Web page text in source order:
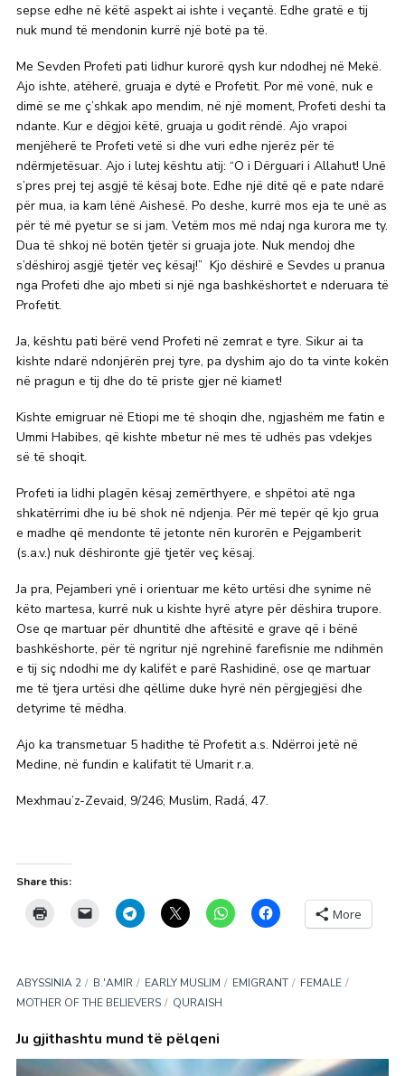
sepse edhe në këtë aspekt ai ishte i veçantë. Edhe gratë e tij
nuk mund të mendonin kurrë një botë pa të.
Me Sevden Profeti pati lidhur kurorë qysh kur ndodhej në Mekë.
Ajo ishte, atëherë, gruaja e dytë e Profetit. Por më vonë, nuk e
dimë se me ç’shkak apo mendim, në një moment, Profeti deshi ta
ndante. Kur e dëgjoi këtë, gruaja u godit rëndë. Ajo vrapoi
menjëherë te Profeti vetë si dhe vuri edhe njerëz për të
ndërmjetësuar. Ajo i lutej kështu atij: “O i Dërguari i Allahut! Unë
s’pres prej tej asgjë të kësaj bote. Edhe një ditë që e pate ndarë
për mua, ia kam lënë Aishesë. Po deshe, kurrë mos eja te unë as
për të më pyetur se si jam. Vetëm mos më ndaj nga kurora me ty.
Dua të shkoj në botën tjetër si gruaja jote. Nuk mendoj dhe
s’dëshiroj asgjë tjetër veç kësaj!” Kjo dëshirë e Sevdes u pranua
nga Profeti dhe ajo mbeti si një nga bashkëshortet e nderuara të
Profetit.
Ja, kështu pati bërë vend Profeti në zemrat e tyre. Sikur ai ta
kishte ndarë ndonjërën prej tyre, pa dyshim ajo do ta vinte kokën
në pragun e tij dhe do të priste gjer në kiamet!
Kishte emigruar në Etiopi me të shoqin dhe, ngjashëm me fatin e
Ummi Habibes, që kishte mbetur në mes të udhës pas vdekjes
së të shoqit.
Profeti ia lidhi plagën kësaj zemërthyere, e shpëtoi atë nga
shkatërrimi dhe iu bë shok në ndjenja. Për më tepër që kjo grua
e madhe që mendonte të jetonte nën kurorën e Pejgamberit
(s.a.v.) nuk dëshironte gjë tjetër veç kësaj.
Ja pra, Pejamberi ynë i orientuar me këto urtësi dhe synime në
këto martesa, kurrë nuk u kishte hyrë atyre për dëshira trupore.
Ose qe martuar për dhuntitë dhe aftësitë e grave që i bënë
bashkëshorte, për të ngritur një ngrehinë farefisnie me ndihmën
e tij siç ndodhi me dy kalifët e parë Rashidinë, ose qe martuar
me të tjera urtësi dhe qëllime duke hyrë nën përgjegjësi dhe
detyrime të mëdha.
Ajo ka transmetuar 5 hadithe të Profetit a.s. Ndërroi jetë në
Medine, në fundin e kalifatit të Umarit r.a.
Mexhmau’z-Zevaid, 9/246; Muslim, Radá, 47.
Share this:
More
ABYSSINIA 2 B.'AMIR EARLY MUSLIM EMIGRANT
FEMALE
MOTHER OF THE BELIEVERS
QURAISH
Ju gjithashtu mund të pëlqeni